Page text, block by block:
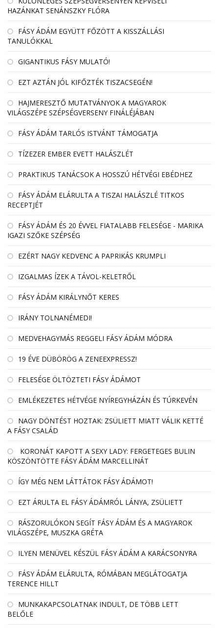
HAZÁNKAT SENÁNSZKY FLÓRA
FÁSY ÁDÁM EGYÜTT FŐZÖTT A KISSZÁLLÁSI
TANULÓKKAL
GIGANTIKUS FÁSY MULATÓ!
EZT AZTÁN JÓL KIFŐZTÉK TISZACSEGÉN!
HAJMERESZTŐ MUTATVÁNYOK A MAGYAROK
VILÁGSZÉPE SZÉPSÉGVERSENY FINÁLÉJÁBAN
FÁSY ÁDÁM TARLÓS ISTVÁNT TÁMOGATJA
TÍZEZER EMBER EVETT HALÁSZLÉT
PRAKTIKUS TANÁCSOK A HOSSZÚ HÉTVÉGI EBÉDHEZ
FÁSY ÁDÁM ELÁRULTA A TISZAI HALÁSZLÉ TITKOS
RECEPTJÉT
FÁSY ÁDÁM ÉS 20 ÉVVEL FIATALABB FELESÉGE - MARIKA
IGAZI SZŐKE SZÉPSÉG
EZÉRT NAGY KEDVENC A PAPRIKÁS KRUMPLI
IZGALMAS ÍZEK A TÁVOL-KELETRŐL
FÁSY ÁDÁM KIRÁLYNŐT KERES
IRÁNY TOLNANÉMEDI!
MEDVEHAGYMÁS REGGELI FÁSY ÁDÁM MÓDRA
19 ÉVE DÜBÖRÖG A ZENEEXPRESSZ!
FELESÉGE ÖLTÖZTETI FÁSY ÁDÁMOT
EMLÉKEZETES HÉTVÉGE NYÍREGYHÁZÁN ÉS TÚRKEVÉN
NAGY DÖNTÉST HOZTAK: ZSÜLIETT MIATT VÁLIK KETTÉ
A FÁSY CSALÁD
KORONÁT KAPOTT A SEXY LADY: FERGETEGES BULIN
KÖSZÖNTÖTTE FÁSY ÁDÁM MARCELLINÁT
ÍGY MÉG NEM LÁTTÁTOK FÁSY ÁDÁMOT!
EZT ÁRULTA EL FÁSY ÁDÁMRÓL LÁNYA, ZSÜLIETT
RÁSZORULÓKON SEGÍT FÁSY ÁDÁM ÉS A MAGYAROK
VILÁGSZÉPE, MUSZKA GRÉTA
ILYEN MENÜVEL KÉSZÜL FÁSY ÁDÁM A KARÁCSONYRA
FÁSY ÁDÁM ELÁRULTA, RÓMÁBAN MEGLÁTOGATJA
TERENCE HILLT
MUNKAKAPCSOLATNAK INDULT, DE TÖBB LETT
BELŐLE